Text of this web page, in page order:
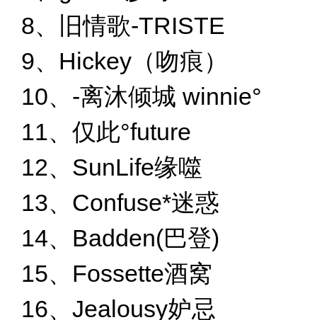
8、旧情歌-TRISTE
9、Hickey（吻痕）
10、-离沐倾城 winnie°
11、仅此°future
12、SunLife缘噬
13、Confuse*迷惑
14、Badden(巴登)
15、Fossette酒窝
16、Jealousy妒忌